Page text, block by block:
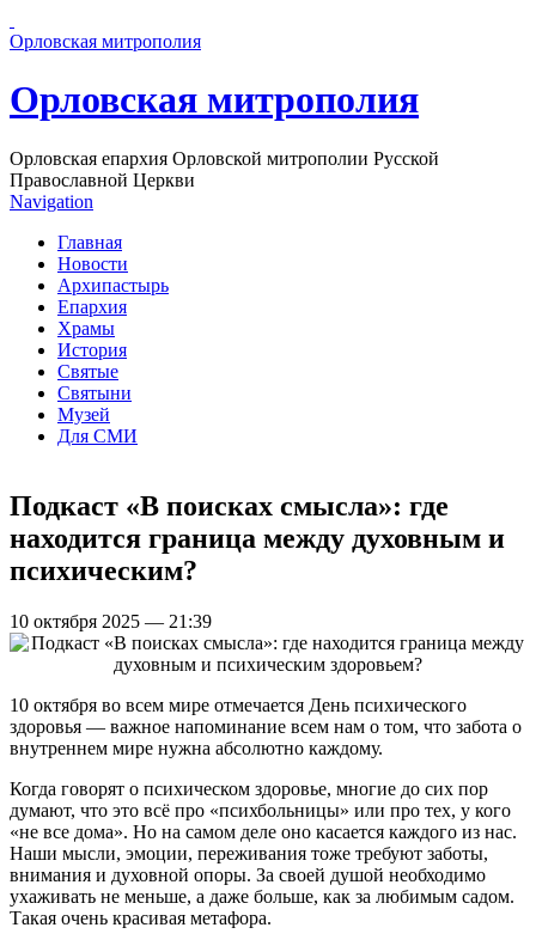
Орловская митрополия
Орловская митрополия
Орловская епархия Орловской митрополии Русской
Православной Церкви
Navigation
Главная
Новости
Архипастырь
Епархия
Храмы
История
Святые
Святыни
Музей
Для СМИ
Подкаст «В поисках смысла»: где
находится граница между духовным и
психическим?
10 октября 2025 — 21:39
10 октября во всем мире отмечается День психического
здоровья — важное напоминание всем нам о том, что забота о
внутреннем мире нужна абсолютно каждому.
Когда говорят о психическом здоровье, многие до сих пор
думают, что это всё про «психбольницы» или про тех, у кого
«не все дома». Но на самом деле оно касается каждого из нас.
Наши мысли, эмоции, переживания тоже требуют заботы,
внимания и духовной опоры. За своей душой необходимо
ухаживать не меньше, а даже больше, как за любимым садом.
Такая очень красивая метафора.